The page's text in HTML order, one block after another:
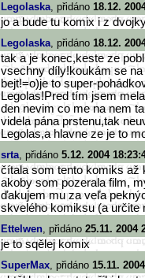
Legolaska, přidáno 18.12.
jo a bude tu komix i z
Legolaska, přidáno 18.12.
tak a je konec,keste ze
vsechny díly!koukám se
bejt!=o)je to super-
Legolas!Pred tím jsem
den nevim co me na nem
videla pána prstenu,tak
Legolas,a hlavne ze je to
srta, přidáno 5.12. 2004
čítala som tento komiks až
akoby som pozerala film,
ďakujem mu za veľa
skvelého komiksu (a určite
Ettelwen, přidáno 25.11. 2004
je to sqělej komix
SuperMax, přidáno 15.11.